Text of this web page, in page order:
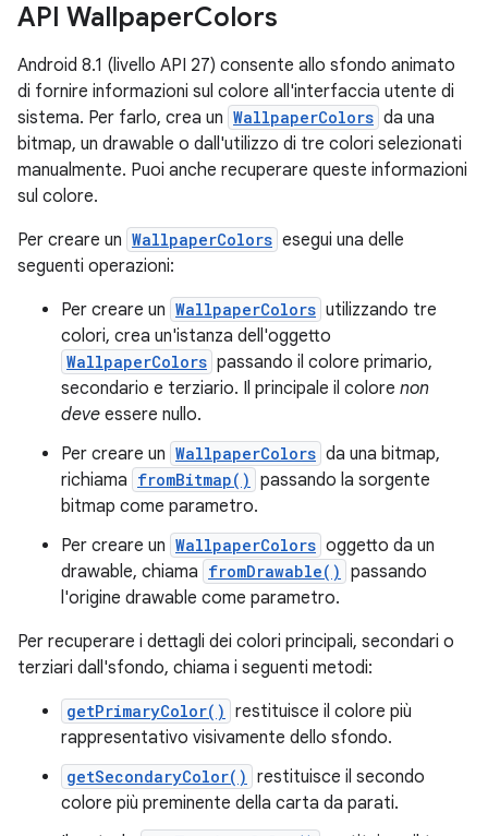
API WallpaperColors
Android 8.1 (livello API 27) consente allo sfondo animato
di fornire informazioni sul colore all'interfaccia utente di
sistema. Per farlo, crea un WallpaperColors da una
bitmap, un drawable o dall'utilizzo di tre colori selezionati
manualmente. Puoi anche recuperare queste informazioni
sul colore.
Per creare un WallpaperColors esegui una delle
seguenti operazioni:
Per creare un WallpaperColors utilizzando tre
colori, crea un'istanza dell'oggetto
WallpaperColors passando il colore primario,
secondario e terziario. Il principale il colore non
deve essere nullo.
Per creare un WallpaperColors da una bitmap,
richiama fromBitmap() passando la sorgente
bitmap come parametro.
Per creare un WallpaperColors oggetto da un
drawable, chiama fromDrawable() passando
l'origine drawable come parametro.
Per recuperare i dettagli dei colori principali, secondari o
terziari dall'sfondo, chiama i seguenti metodi:
getPrimaryColor() restituisce il colore più
rappresentativo visivamente dello sfondo.
getSecondaryColor() restituisce il secondo
colore più preminente della carta da parati.